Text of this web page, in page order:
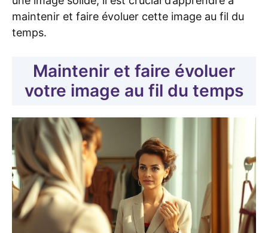
maintenir et faire évoluer cette image au fil du
temps.
Maintenir et faire évoluer
votre image au fil du temps